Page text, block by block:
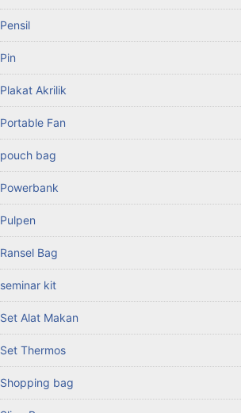
Pensil
Pin
Plakat Akrilik
Portable Fan
pouch bag
Powerbank
Pulpen
Ransel Bag
seminar kit
Set Alat Makan
Set Thermos
Shopping bag